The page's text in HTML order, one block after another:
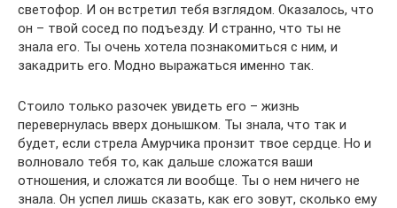
светофор. И он встретил тебя взглядом. Оказалось, что
он – твой сосед по подъезду. И странно, что ты не
знала его. Ты очень хотела познакомиться с ним, и
закадрить его. Модно выражаться именно так.
Стоило только разочек увидеть его – жизнь
перевернулась вверх донышком. Ты знала, что так и
будет, если стрела Амурчика пронзит твое сердце. Но и
волновало тебя то, как дальше сложатся ваши
отношения, и сложатся ли вообще. Ты о нем ничего не
знала. Он успел лишь сказать, как его зовут, сколько ему